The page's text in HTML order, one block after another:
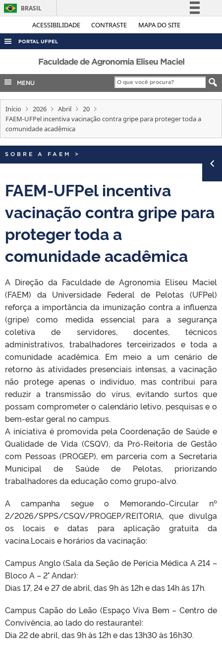
ACESSIBILIDADE CONTRASTE MAPA DO SITE
BRASIL
Simplifique!
Legislação
Canais
PORTAL UFPEL
ACESSO À INFORMAÇÃO
AUDITORIA
COBALTO
CONCURSOS
EDITAIS
TELEFONES
Faculdade de Agronomia Eliseu Maciel
MENU
Início 2026 Abril
20
FAEM-UFPel incentiva vacinação contra gripe para proteger toda a
comunidade acadêmica
SOBRE A FAEM >
FAEM-UFPel incentiva
vacinação contra gripe para
proteger toda a
comunidade acadêmica
A Direção da Faculdade de Agronomia Eliseu Maciel
(FAEM) da Universidade Federal de Pelotas (UFPel)
reforça a importância da imunização contra a influenza
(gripe) como medida essencial para a segurança
coletiva de servidores, docentes, técnicos
administrativos, trabalhadores terceirizados e toda a
comunidade acadêmica. Em meio a um cenário de
retorno às atividades presenciais intensas, a vacinação
não protege apenas o indivíduo, mas contribui para
reduzir a transmissão do vírus, evitando surtos que
possam comprometer o calendário letivo, pesquisas e o
bem-estar geral no campus.
A iniciativa é promovida pela Coordenação de Saúde e
Qualidade de Vida (CSQV), da Pró-Reitoria de Gestão
com Pessoas (PROGEP), em parceria com a Secretaria
Municipal de Saúde de Pelotas, priorizando
trabalhadores da educação como grupo-alvo.
A campanha segue o Memorando-Circular nº
2/2026/SPPS/CSQV/PROGEP/REITORIA, que divulga
os locais e datas para aplicação gratuita da
vacina.Locais e horários da vacinação:
Campus Anglo (Sala da Seção de Perícia Médica A 214 –
Bloco A – 2° Andar):
Dias 17, 24 e 27 de abril, das 9h às 12h e das 14h às 17h.
Campus Capão do Leão (Espaço Viva Bem – Centro de
Convivência, ao lado do restaurante):
Dia 22 de abril, das 9h às 12h e das 13h30 às 16h30.